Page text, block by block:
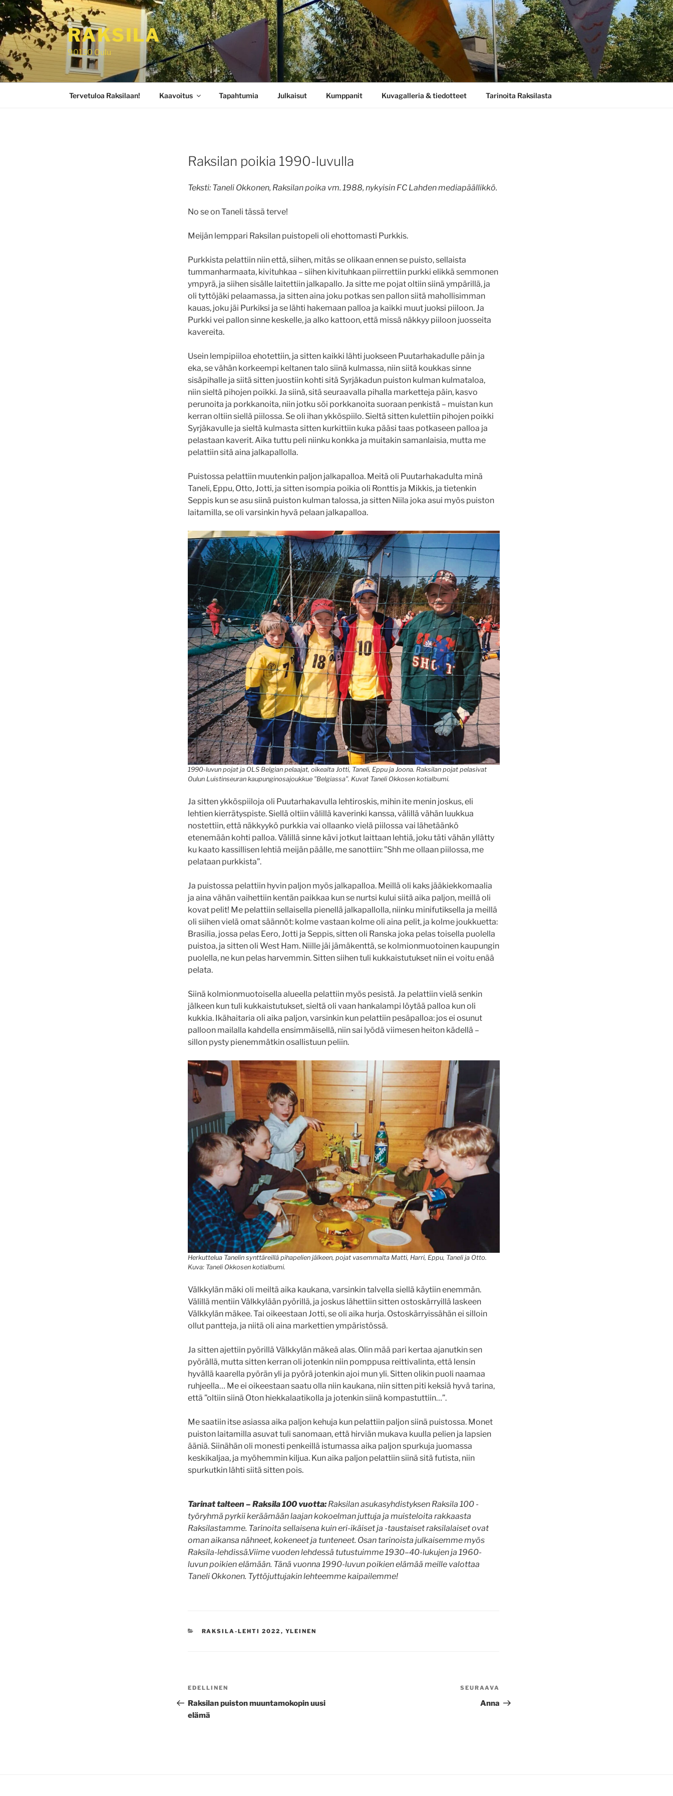
Siirry
sisältöön
RAKSILA
90130 Oulu
Tervetuloa Raksilaan! Kaavoitus Tapahtumia Julkaisut Kumppanit Kuvagalleria & tiedotteet Tarinoita Raksilasta
Raksilan poikia 1990-luvulla
Teksti: Taneli Okkonen, Raksilan poika vm. 1988, nykyisin FC Lahden mediapäällikkö.
No se on Taneli tässä terve!
Meijän lemppari Raksilan puistopeli oli ehottomasti Purkkis.
Purkkista pelattiin niin että, siihen, mitäs se olikaan ennen se puisto, sellaista
tummanharmaata, kivituhkaa – siihen kivituhkaan piirrettiin purkki elikkä semmonen
ympyrä, ja siihen sisälle laitettiin jalkapallo. Ja sitte me pojat oltiin siinä ympärillä, ja
oli tyttöjäki pelaamassa, ja sitten aina joku potkas sen pallon siitä mahollisimman
kauas, joku jäi Purkiksi ja se lähti hakemaan palloa ja kaikki muut juoksi piiloon. Ja
Purkki vei pallon sinne keskelle, ja alko kattoon, että missä näkkyy piiloon juosseita
kavereita.
Usein lempipiiloa ehotettiin, ja sitten kaikki lähti juokseen Puutarhakadulle päin ja
eka, se vähän korkeempi keltanen talo siinä kulmassa, niin siitä koukkas sinne
sisäpihalle ja siitä sitten juostiin kohti sitä Syrjäkadun puiston kulman kulmataloa,
niin sieltä pihojen poikki. Ja siinä, sitä seuraavalla pihalla marketteja päin, kasvo
perunoita ja porkkanoita, niin jotku söi porkkanoita suoraan penkistä – muistan kun
kerran oltiin siellä piilossa. Se oli ihan ykköspiilo. Sieltä sitten kulettiin pihojen poikki
Syrjäkavulle ja sieltä kulmasta sitten kurkittiin kuka pääsi taas potkaseen palloa ja
pelastaan kaverit. Aika tuttu peli niinku konkka ja muitakin samanlaisia, mutta me
pelattiin sitä aina jalkapallolla.
Puistossa pelattiin muutenkin paljon jalkapalloa. Meitä oli Puutarhakadulta minä
Taneli, Eppu, Otto, Jotti, ja sitten isompia poikia oli Ronttis ja Mikkis, ja tietenkin
Seppis kun se asu siinä puiston kulman talossa, ja sitten Niila joka asui myös puiston
laitamilla, se oli varsinkin hyvä pelaan jalkapalloa.
1990-luvun pojat ja OLS Belgian pelaajat, oikealta Jotti, Taneli, Eppu ja Joona. Raksilan pojat pelasivat
Oulun Luistinseuran kaupunginosajoukkue ”Belgiassa”. Kuvat Taneli Okkosen kotialbumi.
Ja sitten ykköspiiloja oli Puutarhakavulla lehtiroskis, mihin ite menin joskus, eli
lehtien kierrätyspiste. Siellä oltiin välillä kaverinki kanssa, välillä vähän luukkua
nostettiin, että näkkyykö purkkia vai ollaanko vielä piilossa vai lähetäänkö
etenemään kohti palloa. Välillä sinne kävi jotkut laittaan lehtiä, joku täti vähän yllätty
ku kaato kassillisen lehtiä meijän päälle, me sanottiin: ”Shh me ollaan piilossa, me
pelataan purkkista”.
Ja puistossa pelattiin hyvin paljon myös jalkapalloa. Meillä oli kaks jääkiekkomaalia
ja aina vähän vaihettiin kentän paikkaa kun se nurtsi kului siitä aika paljon, meillä oli
kovat pelit! Me pelattiin sellaisella pienellä jalkapallolla, niinku minifutiksella ja meillä
oli siihen vielä omat säännöt: kolme vastaan kolme oli aina pelit, ja kolme joukkuetta:
Brasilia, jossa pelas Eero, Jotti ja Seppis, sitten oli Ranska joka pelas toisella puolella
puistoa, ja sitten oli West Ham. Niille jäi jämäkenttä, se kolmionmuotoinen kaupungin
puolella, ne kun pelas harvemmin. Sitten siihen tuli kukkaistutukset niin ei voitu enää
pelata.
Siinä kolmionmuotoisella alueella pelattiin myös pesistä. Ja pelattiin vielä senkin
jälkeen kun tuli kukkaistutukset, sieltä oli vaan hankalampi löytää palloa kun oli
kukkia. Ikähaitaria oli aika paljon, varsinkin kun pelattiin pesäpalloa: jos ei osunut
palloon mailalla kahdella ensimmäisellä, niin sai lyödä viimesen heiton kädellä –
sillon pysty pienemmätkin osallistuun peliin.
Herkuttelua Tanelin synttäreillä pihapelien jälkeen, pojat vasemmalta Matti, Harri, Eppu, Taneli ja Otto.
Kuva: Taneli Okkosen kotialbumi.
Välkkylän mäki oli meiltä aika kaukana, varsinkin talvella siellä käytiin enemmän.
Välillä mentiin Välkkylään pyörillä, ja joskus lähettiin sitten ostoskärryillä laskeen
Välkkylän mäkee. Tai oikeestaan Jotti, se oli aika hurja. Ostoskärryissähän ei silloin
ollut pantteja, ja niitä oli aina markettien ympäristössä.
Ja sitten ajettiin pyörillä Välkkylän mäkeä alas. Olin mää pari kertaa ajanutkin sen
pyörällä, mutta sitten kerran oli jotenkin niin pomppusa reittivalinta, että lensin
hyvällä kaarella pyörän yli ja pyörä jotenkin ajoi mun yli. Sitten olikin puoli naamaa
ruhjeella… Me ei oikeestaan saatu olla niin kaukana, niin sitten piti keksiä hyvä tarina,
että ”oltiin siinä Oton hiekkalaatikolla ja jotenkin siinä kompastuttiin…”.
Me saatiin itse asiassa aika paljon kehuja kun pelattiin paljon siinä puistossa. Monet
puiston laitamilla asuvat tuli sanomaan, että hirviän mukava kuulla pelien ja lapsien
ääniä. Siinähän oli monesti penkeillä istumassa aika paljon spurkuja juomassa
keskikaljaa, ja myöhemmin kiljua. Kun aika paljon pelattiin siinä sitä futista, niin
spurkutkin lähti siitä sitten pois.
Tarinat talteen – Raksila 100 vuotta: Raksilan asukasyhdistyksen Raksila 100 -
työryhmä pyrkii keräämään laajan kokoelman juttuja ja muisteloita rakkaasta
Raksilastamme. Tarinoita sellaisena kuin eri-ikäiset ja -taustaiset raksilalaiset ovat
oman aikansa nähneet, kokeneet ja tunteneet. Osan tarinoista julkaisemme myös
Raksila-lehdissä.Viime vuoden lehdessä tutustuimme 1930–40-lukujen ja 1960-
luvun poikien elämään. Tänä vuonna 1990-luvun poikien elämää meille valottaa
Taneli Okkonen. Tyttöjuttujakin lehteemme kaipailemme!
KATEGORIAT
RAKSILA-LEHTI 2022 , YLEINEN
SELAUS
Edellinen
artikkeli
EDELLINEN
Raksilan puiston muuntamokopin uusi
elämä
artikkeli
SEURAAVA
Anna